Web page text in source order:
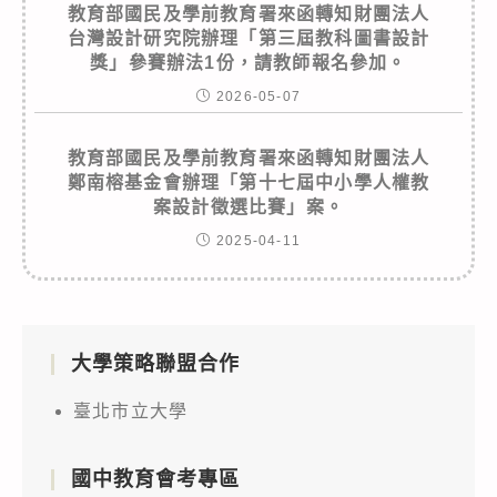
教育部國民及學前教育署來函轉知財團法人
台灣設計研究院辦理「第三屆教科圖書設計
獎」參賽辦法1份，請教師報名參加。
2026-05-07
教育部國民及學前教育署來函轉知財團法人
鄭南榕基金會辦理「第十七屆中小學人權教
案設計徵選比賽」案。
2025-04-11
大學策略聯盟合作
臺北市立大學
國中教育會考專區